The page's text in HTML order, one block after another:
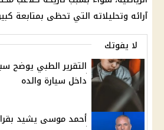
آرائه وتحليلاته التي تحظى بمتابعة
لا يفوتك
التقرير الطبي يوضح
داخل سيارة والده
أحمد موسى يشيد